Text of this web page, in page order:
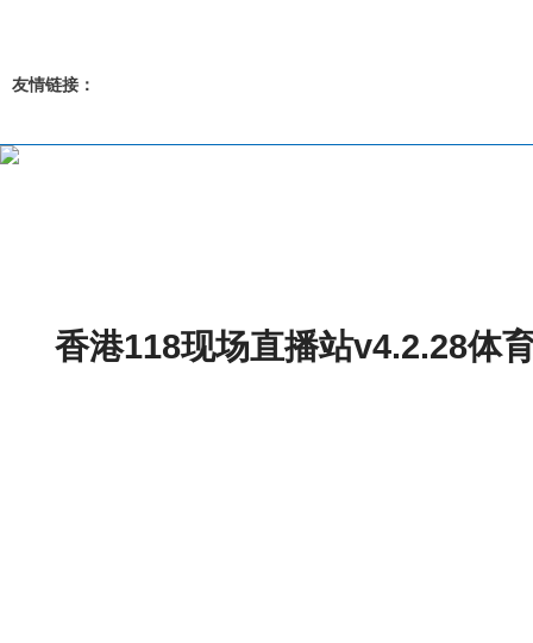
友情链接：
香港118现场直播站v4.2.28体